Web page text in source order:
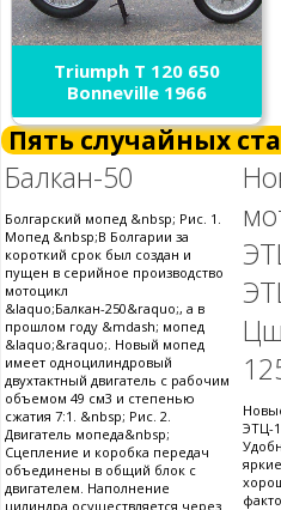
Triumph T 120 650
Bonneville 1966
Пять случайных
Балкан-50
Болгарский мопед &nbsp; Рис. 1.
Мопед &nbsp;В Болгарии за
короткий срок был создан и
пущен в серийное производство
мотоцикл
&laquo;Балкан-250&raquo;, а в
прошлом году &mdash; мопед
&laquo;&raquo;. Новый мопед
имеет одноцилиндровый
двухтактный двигатель с рабочим
объемом 49 см3 и степенью
сжатия 7:1. &nbsp; Рис. 2.
Двигатель мопеда&nbsp;
Сцепление и коробка передач
объединены в общий блок с
двигателем. Наполнение
цилиндра осуществляется через
ЭТЦ-